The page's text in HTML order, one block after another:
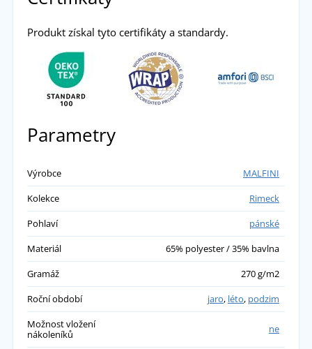
Produkt získal tyto certifikáty a standardy.
Parametry
Výrobce
MALFINI
Kolekce
Rimeck
Pohlaví
pánské
Materiál
65% polyester / 35% bavlna
Gramáž
270 g/m2
Roční období
jaro, léto, podzim
Možnost vložení
nákoleníků
ne